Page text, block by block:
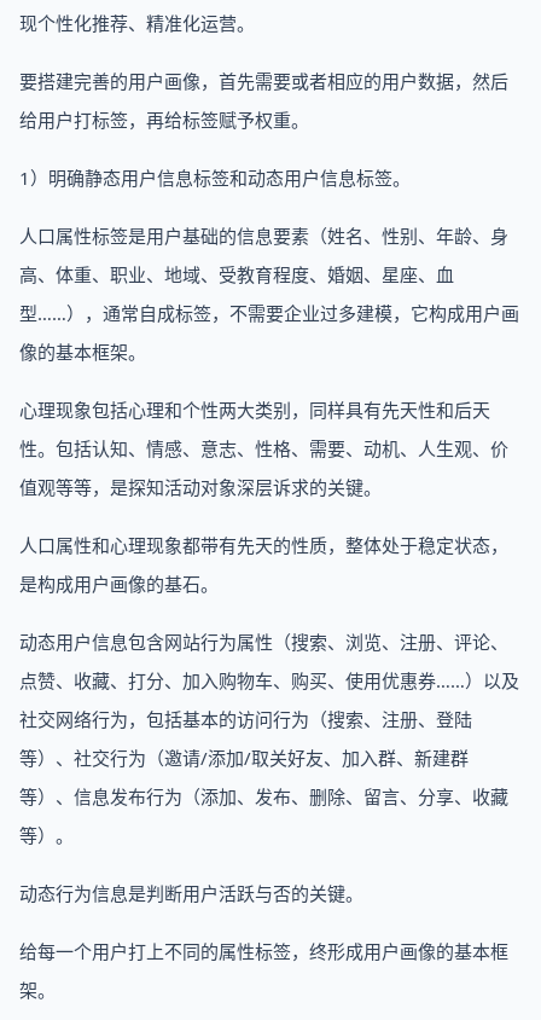
现个性化推荐、精准化运营。
要搭建完善的用户画像，首先需要或者相应的用户数据，然后
给用户打标签，再给标签赋予权重。
1）明确静态用户信息标签和动态用户信息标签。
人口属性标签是用户基础的信息要素（姓名、性别、年龄、身
高、体重、职业、地域、受教育程度、婚姻、星座、血
型……），通常自成标签，不需要企业过多建模，它构成用户画
像的基本框架。
心理现象包括心理和个性两大类别，同样具有先天性和后天
性。包括认知、情感、意志、性格、需要、动机、人生观、价
值观等等，是探知活动对象深层诉求的关键。
人口属性和心理现象都带有先天的性质，整体处于稳定状态，
是构成用户画像的基石。
动态用户信息包含网站行为属性（搜索、浏览、注册、评论、
点赞、收藏、打分、加入购物车、购买、使用优惠券……）以及
社交网络行为，包括基本的访问行为（搜索、注册、登陆
等）、社交行为（邀请/添加/取关好友、加入群、新建群
等）、信息发布行为（添加、发布、删除、留言、分享、收藏
等）。
动态行为信息是判断用户活跃与否的关键。
给每一个用户打上不同的属性标签，终形成用户画像的基本框
架。